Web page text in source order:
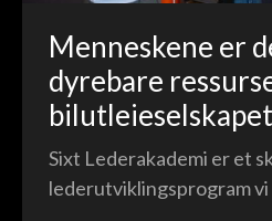
Menneskene er
dyrebare
Sixt Lederakademi er et
lederutviklingsprogram